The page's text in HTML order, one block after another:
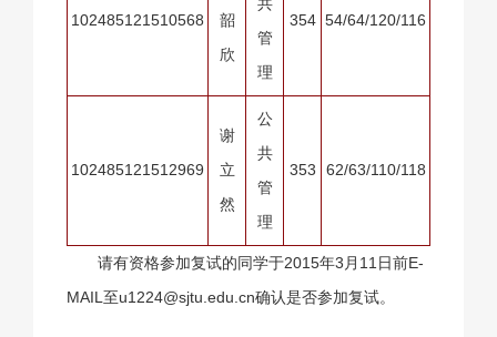
102485121510568
韶
欣
管
理
354 54/64/120/116
102485121512969
谢
立
然
公
共
管
理
353 62/63/110/118
请有资格参加复试的同学于2015年3月11日前E-
MAIL至u1224@sjtu.edu.cn确认是否参加复试。